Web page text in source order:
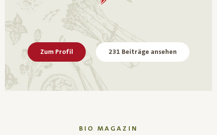
Zum Profil 231 Beiträge ansehen
BIO MAGAZIN